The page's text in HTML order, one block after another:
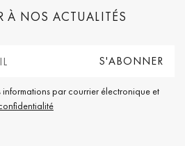
À NOS ACTUALITÉS
par courrier électronique et